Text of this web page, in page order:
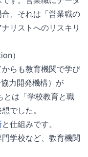
、それは「営業職の
リストへのリスキリ
）
らも教育機関で学び
力開発機構）が
とは「学校教育と職
でした。
と仕組みです。
門学校など、教育機関